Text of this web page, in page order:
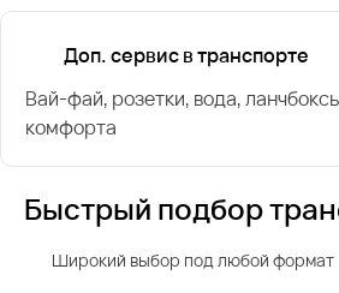
Доп. сервис в транспорте
Вай-фай, розетки, вода,
комфорта
Быстрый подбор
Широкий выбор под любой формат